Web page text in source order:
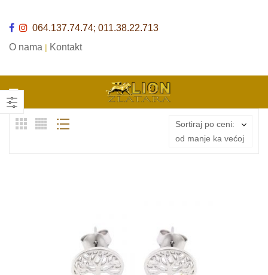
064.137.74.74; 011.38.22.713
O nama | Kontakt
Sortiraj po ceni:
od manje ka većoj